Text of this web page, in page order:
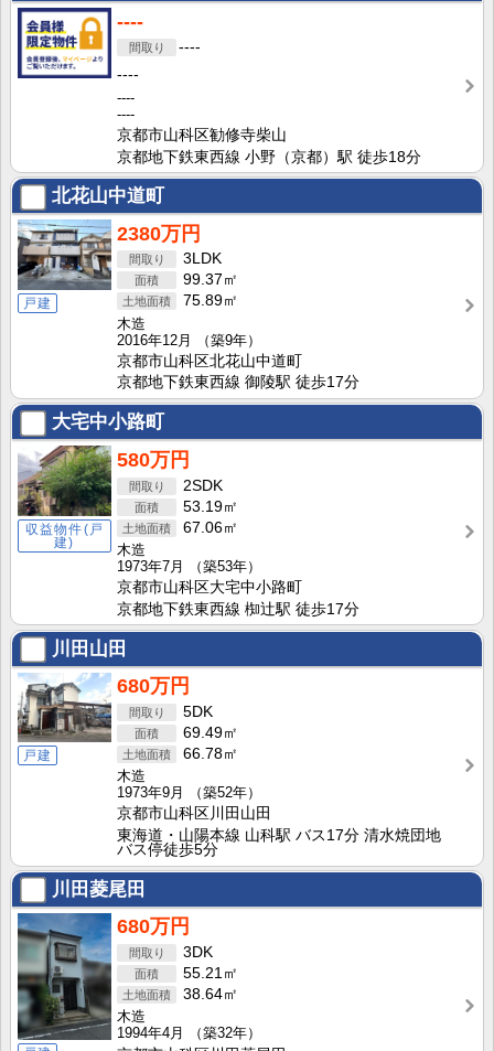
----
----
----
----
----
京都市山科区勧修寺柴山
京都地下鉄東西線 小野（京都）駅 徒歩18分
北花山中道町
戸建
2380万円
3LDK
99.37㎡
75.89㎡
木造
2016年12月
（築9年）
京都市山科区北花山中道町
京都地下鉄東西線 御陵駅 徒歩17分
大宅中小路町
収益物件(戸
建)
580万円
2SDK
53.19㎡
67.06㎡
木造
1973年7月
（築53年）
京都市山科区大宅中小路町
京都地下鉄東西線 椥辻駅 徒歩17分
川田山田
戸建
680万円
5DK
69.49㎡
66.78㎡
木造
1973年9月
（築52年）
京都市山科区川田山田
東海道・山陽本線 山科駅 バス17分 清水焼団地
バス停徒歩5分
川田菱尾田
680万円
3DK
55.21㎡
38.64㎡
木造
1994年4月
（築32年）